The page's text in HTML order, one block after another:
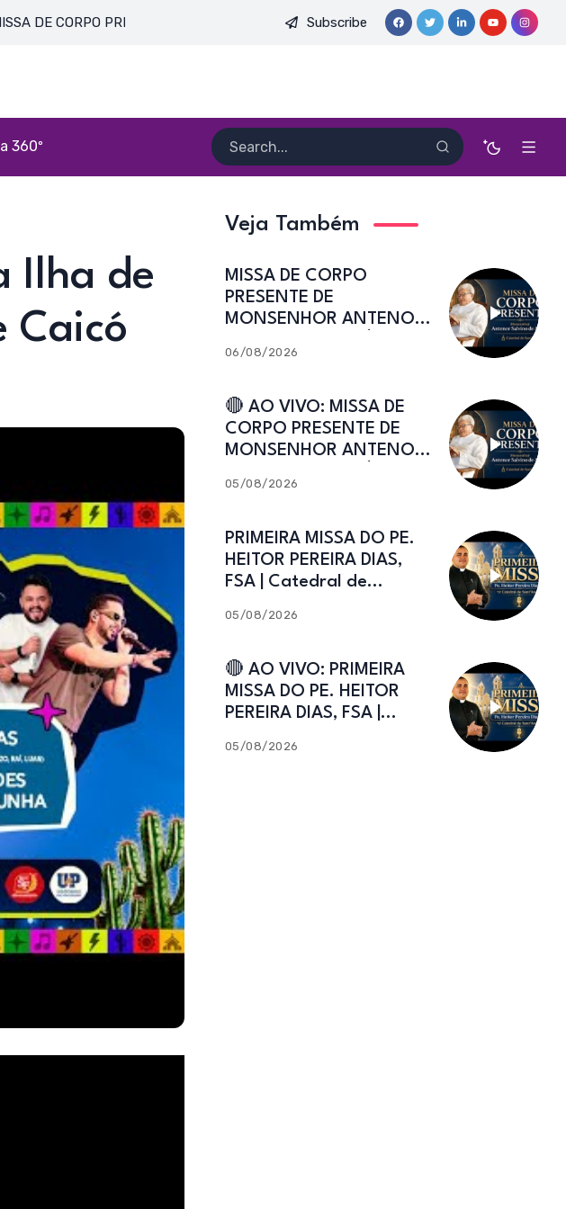
CORPO PRESENTE DE MONSENHOR ANTENOR SALVINO DE ARAÚJO | Catedral de
Subscribe
360º
Ilha de
Caicó
Veja Também
MISSA DE CORPO
PRESENTE DE
MONSENHOR ANTENOR
Catedral de Sant’Ana
06/08/2026
🔴 AO VIVO: MISSA DE
CORPO PRESENTE DE
MONSENHOR ANTENOR
Catedral de Sant’Ana
05/08/2026
PRIMEIRA MISSA DO PE.
HEITOR PEREIRA DIAS,
FSA | Catedral de
05/08/2026
🔴 AO VIVO: PRIMEIRA
MISSA DO PE. HEITOR
PEREIRA DIAS, FSA |
Caicó-RN
05/08/2026